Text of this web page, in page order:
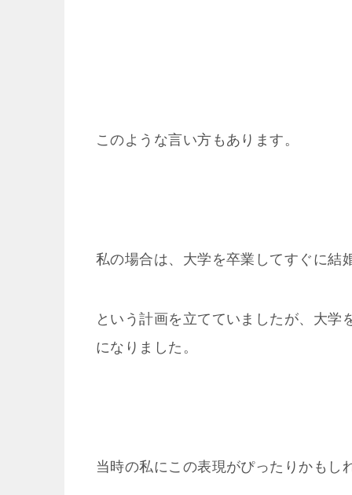
このような言い方もあります。
私の場合は、大学を卒業してすぐに結
という計画を立てていましたが、大学
になりました。
当時の私にこの表現がぴったりかもし